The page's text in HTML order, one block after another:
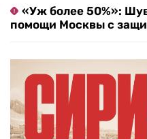
«Уж более 50%»:
помощи Москвы с